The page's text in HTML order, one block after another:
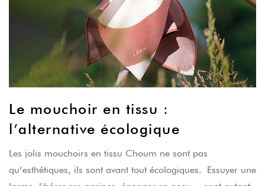
Le mouchoir en tissu :
l’alternative écologique
Les jolis mouchoirs en tissu Choum ne sont pas
qu’esthétiques, ils sont avant tout écologiques. Essuyer une